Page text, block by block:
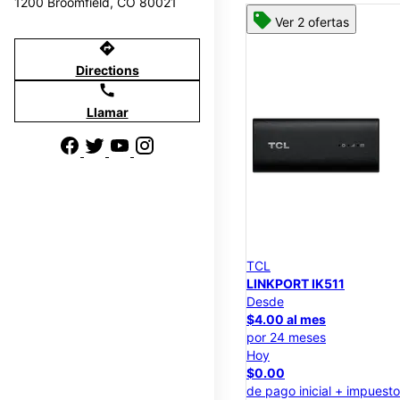
directions
Directions
call
Llamar
Ver 2 ofertas
TCL
LINKPORT IK511
Desde
$4.00 al mes
por 24 meses
Hoy
$0.00
de pago inicial +